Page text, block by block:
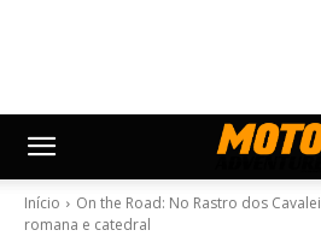
Início On the Road: No Rastro dos
romana e catedral